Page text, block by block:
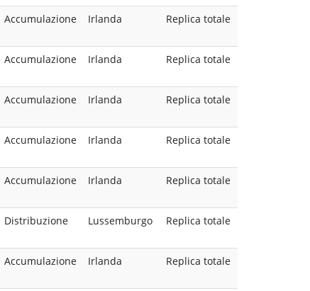
Accumulazione Irlanda Replica totale
Accumulazione Irlanda Replica totale
Accumulazione Irlanda Replica totale
Accumulazione Irlanda Replica totale
Accumulazione Irlanda Replica totale
Distribuzione Lussemburgo Replica totale
Accumulazione Irlanda Replica totale